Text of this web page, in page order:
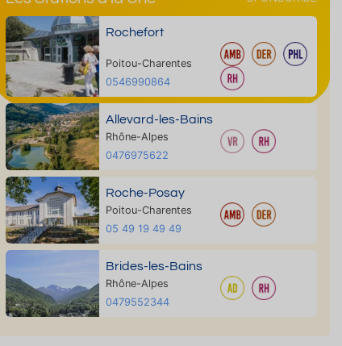
Rochefort
Poitou-Charentes
0546990864
Allevard-les-Bains
Rhône-Alpes
0476975622
Roche-Posay
Poitou-Charentes
05 49 19 49 49
Brides-les-Bains
Rhône-Alpes
0479552344